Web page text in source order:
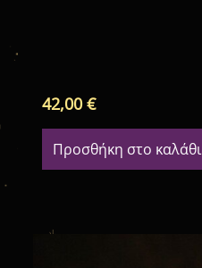
42,00€
Προσθήκη στο καλάθι